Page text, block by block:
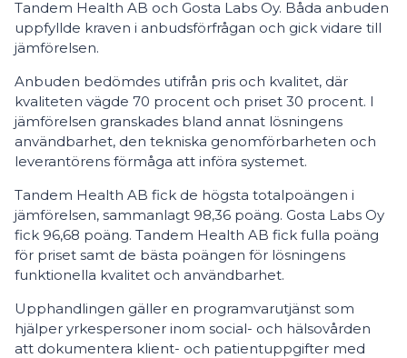
Tandem Health AB och Gosta Labs Oy. Båda anbuden
uppfyllde kraven i anbudsförfrågan och gick vidare till
jämförelsen.
Anbuden bedömdes utifrån pris och kvalitet, där
kvaliteten vägde 70 procent och priset 30 procent. I
jämförelsen granskades bland annat lösningens
användbarhet, den tekniska genomförbarheten och
leverantörens förmåga att införa systemet.
Tandem Health AB fick de högsta totalpoängen i
jämförelsen, sammanlagt 98,36 poäng. Gosta Labs Oy
fick 96,68 poäng. Tandem Health AB fick fulla poäng
för priset samt de bästa poängen för lösningens
funktionella kvalitet och användbarhet.
Upphandlingen gäller en programvarutjänst som
hjälper yrkespersoner inom social- och hälsovården
att dokumentera klient- och patientuppgifter med